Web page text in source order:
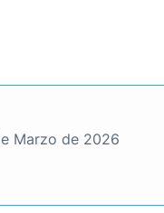
Marzo de 2026